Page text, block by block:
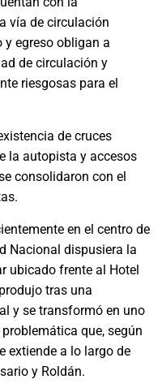
vía de circulación
y egreso obligan a
de circulación y
riesgosas para el
de cruces
la autopista y accesos
consolidaron con el
en el centro de
Nacional dispusiera la
ubicado frente al Hotel
tras una
y se transformó en uno
que, según
extiende a lo largo de
y Roldán.